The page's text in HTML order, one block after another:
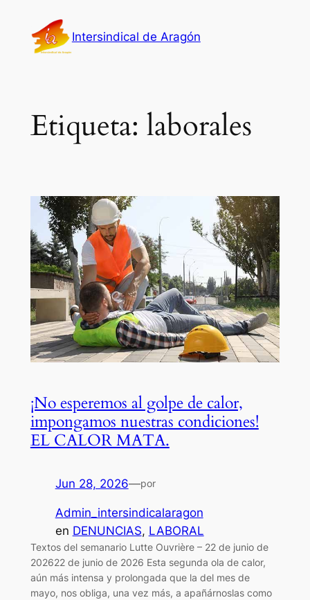
contenido
Intersindical de Aragón
Etiqueta: laborales
¡No esperemos al golpe de calor,
impongamos nuestras condiciones!
EL CALOR MATA.
Jun 28, 2026—por
Admin_intersindicalaragon
en DENUNCIAS, LABORAL
Textos del semanario Lutte Ouvrière – 22 de junio de
202622 de junio de 2026 Esta segunda ola de calor,
aún más intensa y prolongada que la del mes de
mayo, nos obliga, una vez más, a apañárnoslas como